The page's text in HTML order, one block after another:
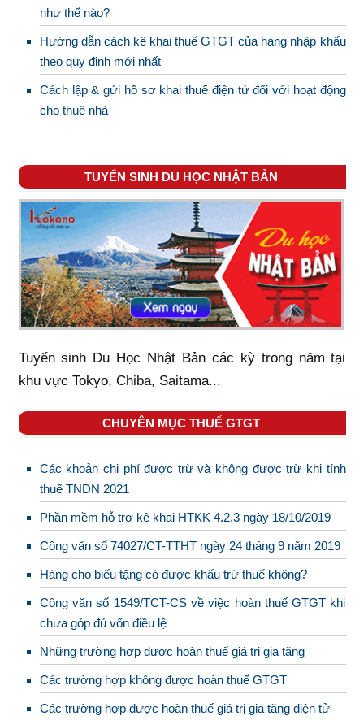
như thế nào?
Hướng dẫn cách kê khai thuế GTGT của hàng nhập khẩu
theo quy định mới nhất
Cách lập & gửi hồ sơ khai thuế điện tử đối với hoạt động
cho thuê nhà
TUYỂN SINH DU HỌC NHẬT BẢN
Tuyển sinh Du Học Nhật Bản các kỳ trong năm tại
khu vực Tokyo, Chiba, Saitama...
CHUYÊN MỤC THUẾ GTGT
Các khoản chi phí được trừ và không được trừ khi tính
thuế TNDN 2021
Phần mềm hỗ trợ kê khai HTKK 4.2.3 ngày 18/10/2019
Công văn số 74027/CT-TTHT ngày 24 tháng 9 năm 2019
Hàng cho biếu tặng có được khấu trừ thuế không?
Công văn số 1549/TCT-CS về việc hoàn thuế GTGT khi
chưa góp đủ vốn điều lệ
Những trường hợp được hoàn thuế giá trị gia tăng
Các trường hợp không được hoàn thuế GTGT
Các trường hợp được hoàn thuế giá trị gia tăng điện tử